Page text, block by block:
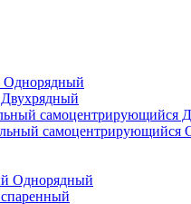
Однорядный
самоцентрирующийся
самоцентрирующийся
Однорядный